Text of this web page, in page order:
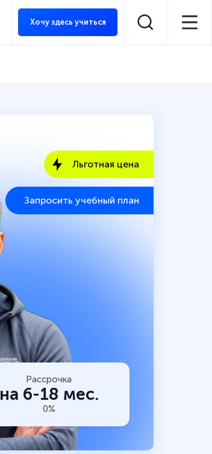
Хочу здесь учиться
Льготная цена
Запросить учебный план
Рассрочка
на 6-18 мес.
0%